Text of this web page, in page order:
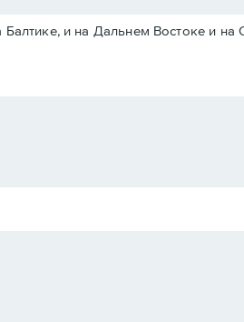
и на Дальнем Востоке и на